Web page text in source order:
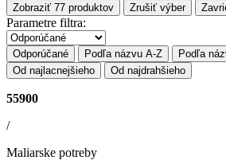
Zobraziť 77 produktov Zrušiť výber
Parametre filtra:
Odporúčané Podľa názvu A-Z
Podľa
Od najlacnejšieho
Od najdrahšieho
55900
/
Maliarske potreby